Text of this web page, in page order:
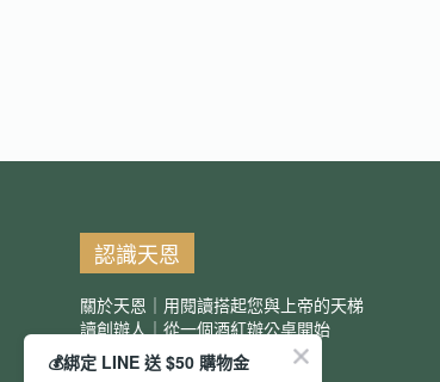
認識天恩
關於天恩｜用閱讀搭起您與上帝的天梯
讀創辦人｜從一個酒紅辦公桌開始
服務項目｜團購優惠
💰綁定 LINE 送 $50 購物金